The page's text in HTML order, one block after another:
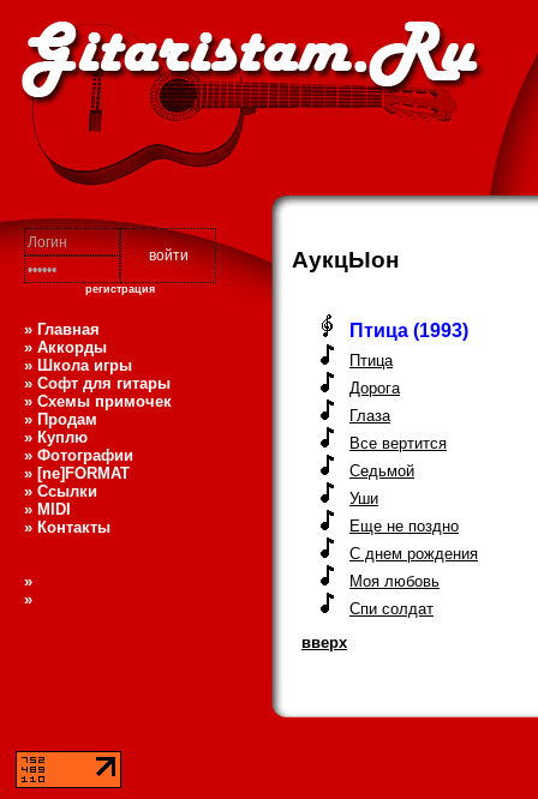
регистрация
АукцЫон
» Главная
» Аккорды
» Школа игры
» Софт для гитары
» Схемы примочек
» Продам
» Куплю
» Фотографии
» [ne]FORMAT
» Ссылки
» MIDI
» Контакты
»
»
Птица (1993)
Птица
Дорога
Глаза
Все вертится
Седьмой
Уши
Еще не поздно
С днем рождения
Моя любовь
Спи солдат
вверх